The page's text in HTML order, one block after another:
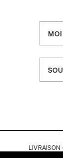
LIVRAISON